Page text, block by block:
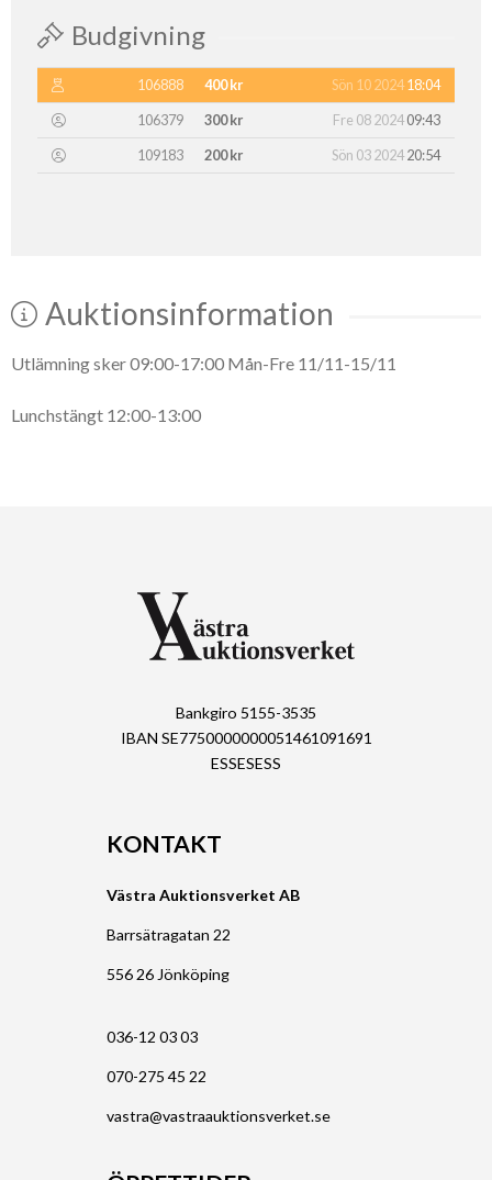
Budgivning
106888 400 kr Sön 10 202418:04
106379
300 kr Fre 08 202409:43
109183
200 kr Sön 03 202420:54
Auktionsinformation
Utlämning sker 09:00-17:00 Mån-Fre 11/11-15/11
Lunchstängt 12:00-13:00
Bankgiro 5155-3535
IBAN SE7750000000051461091691
ESSESESS
KONTAKT
Västra Auktionsverket AB
Barrsätragatan 22
556 26 Jönköping
036-12 03 03
070-275 45 22
vastra@vastraauktionsverket.se